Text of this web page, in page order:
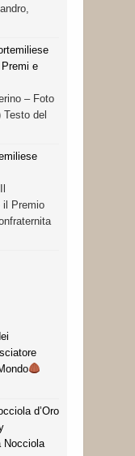
e
– Foto
del
il Premio
d’Oro
Nocciola